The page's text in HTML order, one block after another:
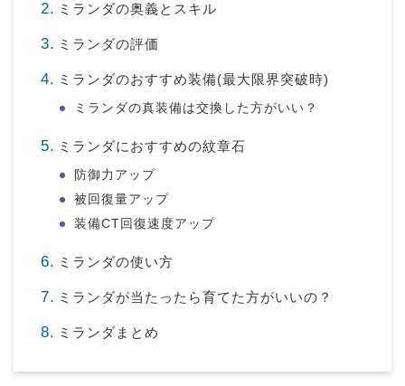
ミランダの奥義とスキル
ミランダの評価
ミランダのおすすめ装備(最大限界突破時)
ミランダの真装備は交換した方がいい？
ミランダにおすすめの紋章石
防御力アップ
被回復量アップ
装備CT回復速度アップ
ミランダの使い方
ミランダが当たったら育てた方がいいの？
ミランダまとめ